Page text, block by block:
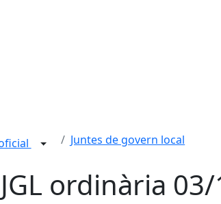
Juntes de govern local
JGL ordinària